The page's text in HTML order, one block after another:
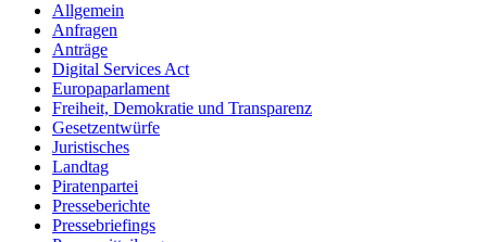
Allgemein
Anfragen
Anträge
Digital Services Act
Europaparlament
Freiheit, Demokratie und Transparenz
Gesetzentwürfe
Juristisches
Landtag
Piratenpartei
Presseberichte
Pressebriefings